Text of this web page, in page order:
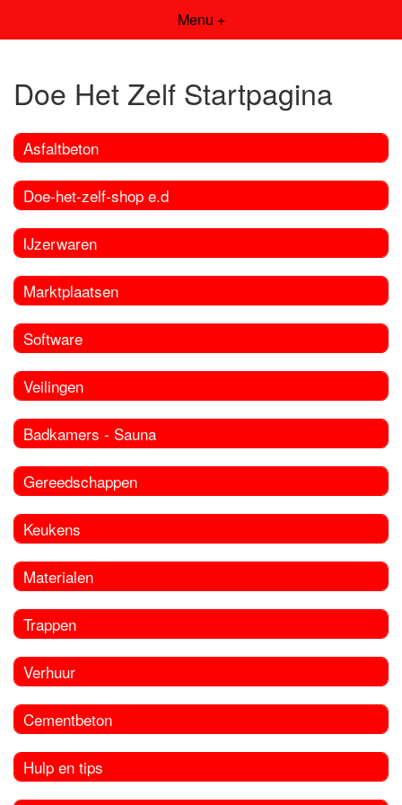
Menu +
Doe Het Zelf Startpagina
Asfaltbeton
Doe-het-zelf-shop e.d
IJzerwaren
Marktplaatsen
Software
Veilingen
Badkamers - Sauna
Gereedschappen
Keukens
Materialen
Trappen
Verhuur
Cementbeton
Hulp en tips